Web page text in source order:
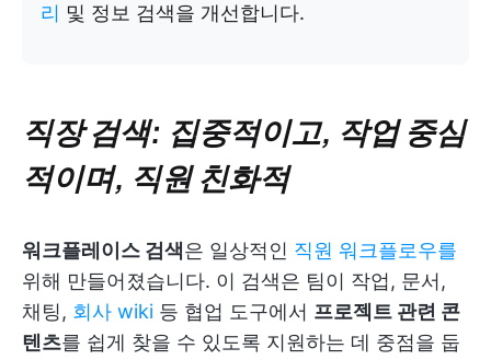
리 및 정보 검색을 개선합니다.
직장 검색: 집중적이고, 작업 중심
적이며, 직원 친화적
워크플레이스 검색은 일상적인 직원 워크플로우를
위해 만들어졌습니다. 이 검색은 팀이 작업, 문서,
채팅, 회사 wiki 등 협업 도구에서 프로젝트 관련 콘
텐츠를 쉽게 찾을 수 있도록 지원하는 데 중점을 둡